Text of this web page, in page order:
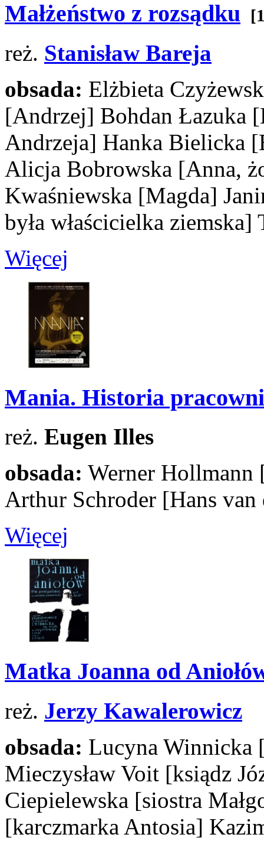
Małżeństwo z rozsądku
reż. Stanisław Bareja
obsada: Elżbieta
[Andrzej] Bohdan Łazuka
Andrzeja] Hanka Bielicka
Alicja Bobrowska [Anna,
Kwaśniewska [Magda]
była właścicielka ziemska]
Więcej
Mania. Historia
reż. Eugen Illes
obsada: Werner Hollmann
Arthur Schroder [Hans
Więcej
Matka Joanna od
reż. Jerzy Kawalerowicz
obsada: Lucyna Winnicka
Mieczysław Voit [ksiądz
Ciepielewska [siostra
[karczmarka Antosia]